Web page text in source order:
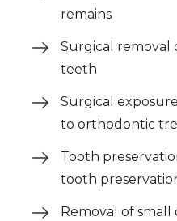
remains
Surgical removal
teeth
Surgical
to orthodontic
Tooth
tooth
Removal of